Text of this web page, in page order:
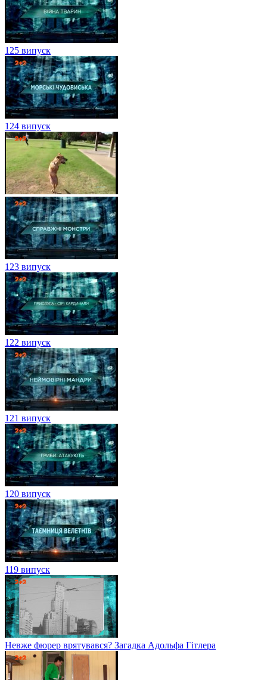
125 випуск
124 випуск
123 випуск
122 випуск
121 випуск
120 випуск
119 випуск
Невже фюрер врятувався? Загадка Адольфа Гітлера